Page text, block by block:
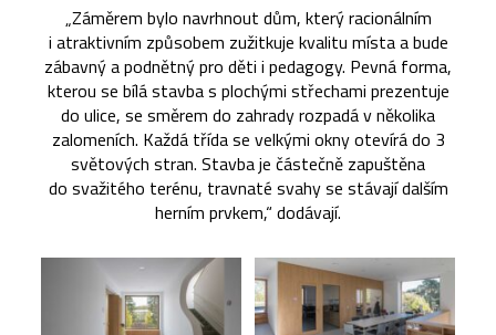
„Záměrem bylo navrhnout dům, který racionálním
i atraktivním způsobem zužitkuje kvalitu místa a bude
zábavný a podnětný pro děti i pedagogy. Pevná forma,
kterou se bílá stavba s plochými střechami prezentuje
do ulice, se směrem do zahrady rozpadá v několika
zalomeních. Každá třída se velkými okny otevírá do 3
světových stran. Stavba je částečně zapuštěna
do svažitého terénu, travnaté svahy se stávají dalším
herním prvkem,“ dodávají.